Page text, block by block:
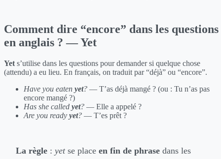
Comment dire “encore” dans les questions
en anglais ? — Yet
Yet s’utilise dans les questions pour demander si quelque chose
(attendu) a eu lieu. En français, on traduit par “déjà” ou “encore”.
Have you eaten yet? — T’as déjà mangé ? (ou : Tu n’as pas
encore mangé ?)
Has she called yet? — Elle a appelé ?
Are you ready yet? — T’es prêt ?
La règle : yetse place en fin de phrase dans les